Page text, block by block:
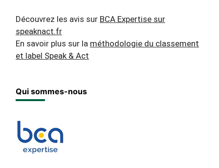
Découvrez les avis sur BCA Expertise sur
speaknact.fr
En savoir plus sur la méthodologie du classement
et label Speak & Act
Qui sommes-nous